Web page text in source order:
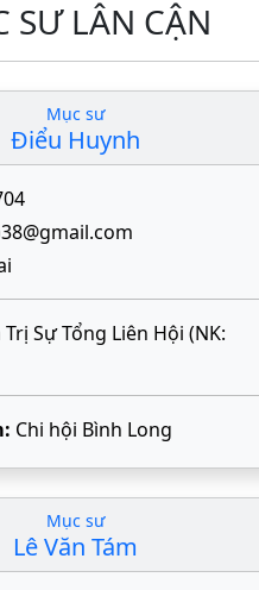
SƯ LÂN CẬN
Mục sư
Điểu Huynh
Trị Sự Tổng Liên Hội (NK:
Chi hội Bình Long
Mục sư
Lê Văn Tám